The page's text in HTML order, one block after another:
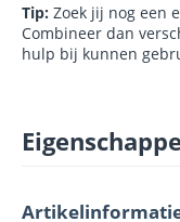
Tip: Zoek jij nog een
Combineer dan
hulp bij kunnen